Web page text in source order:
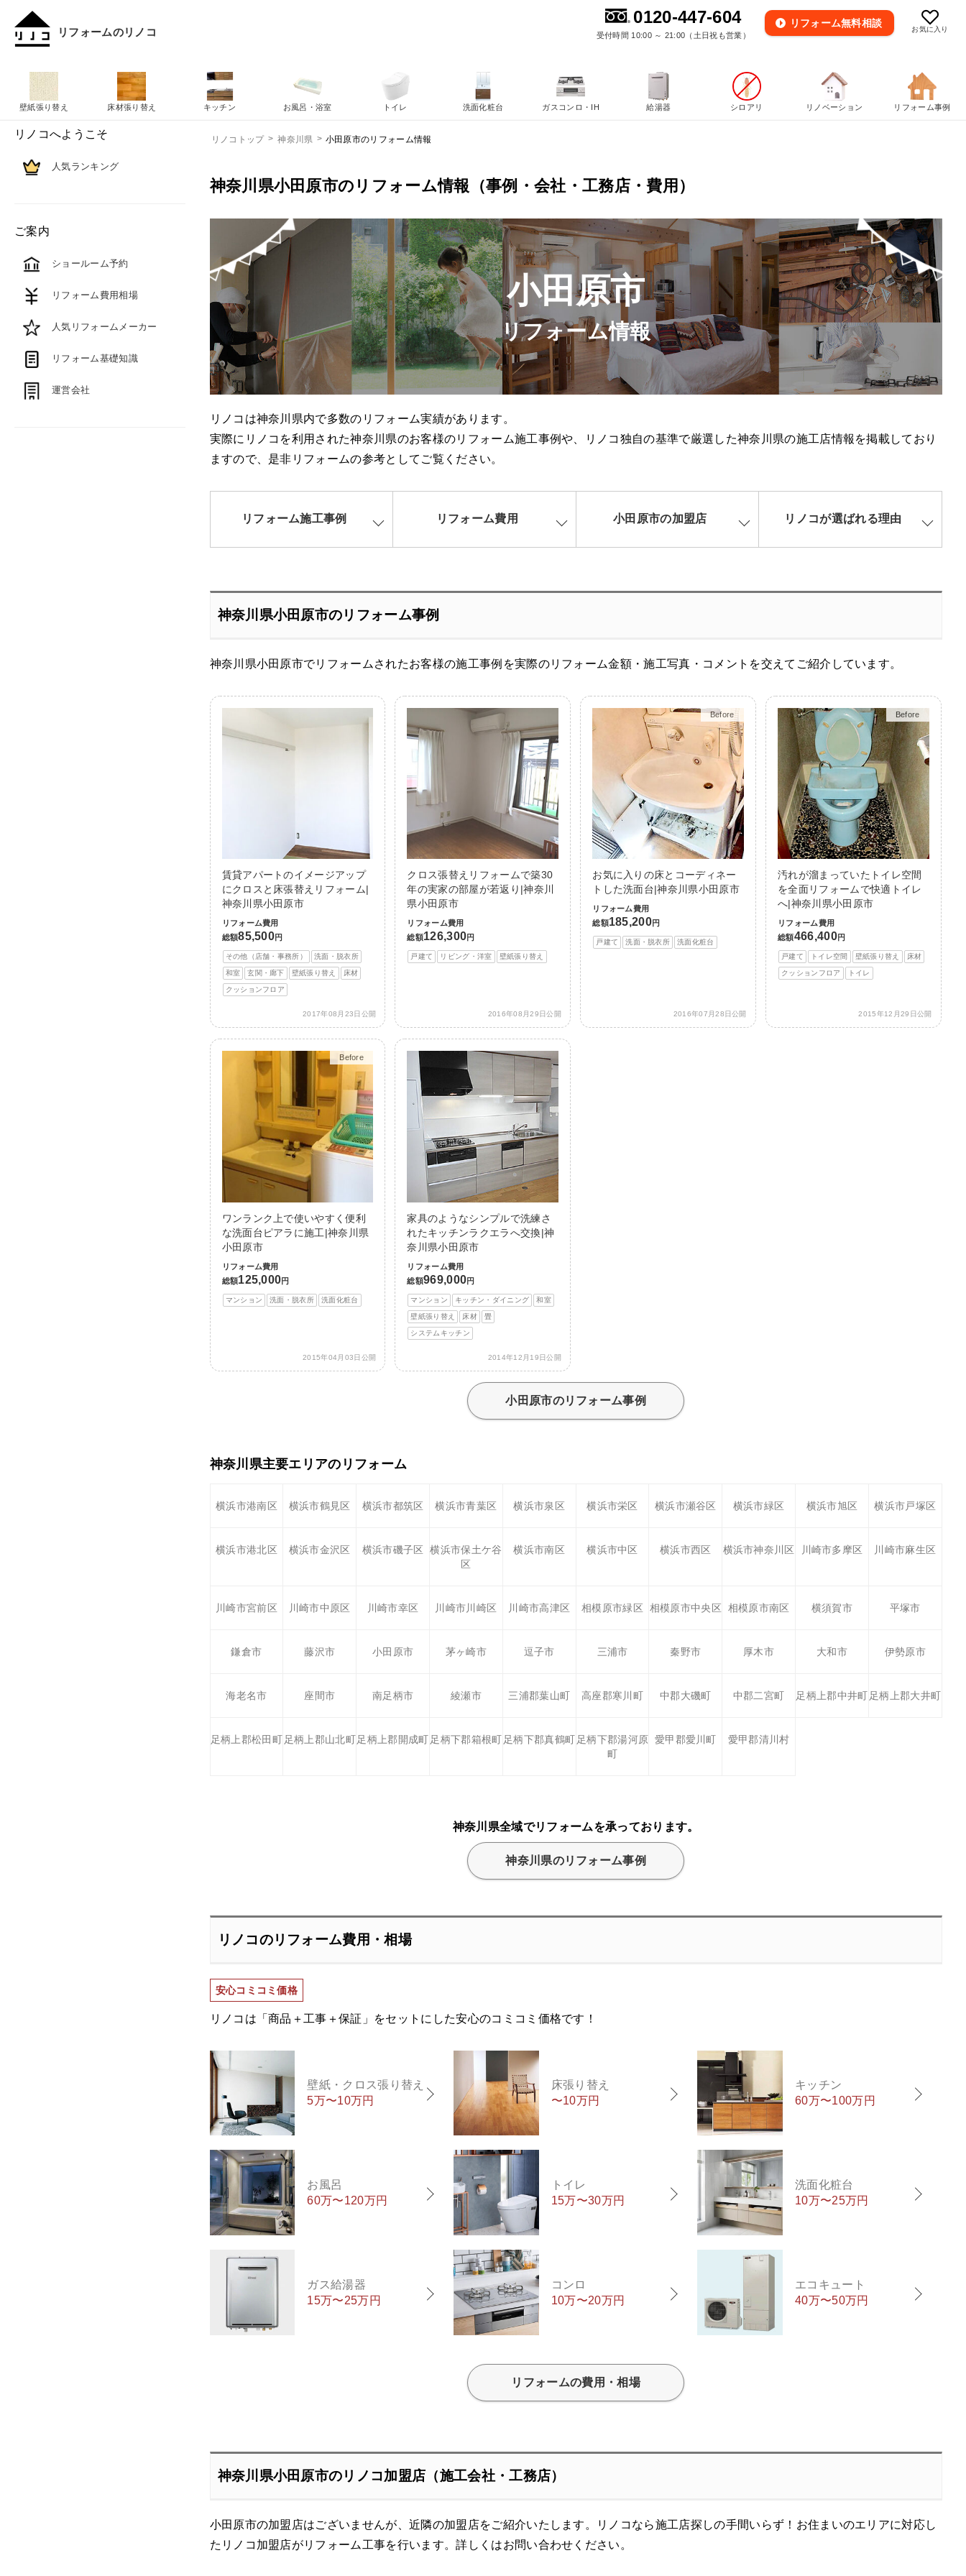
リフォームのリノコ お気に入り
0120-447-604
受付時間 10:00 ～ 21:00（土日祝も営業）
リフォーム無料相談
リノコトップ 神奈川県 小田原市のリフォーム情報
神奈川県小田原市のリフォーム情報（事例・会社・工務店・費用）
小田原市
リフォーム情報
リノコは神奈川県内で多数のリフォーム実績があります。
実際にリノコを利用された神奈川県のお客様のリフォーム施工事例や、リノコ独自の基準で厳選した神奈川県の施工店情報を掲載しており
ますので、是非リフォームの参考としてご覧ください。
リフォーム施工事例 リフォーム費用 小田原市の加盟店 リノコが選ばれる理由
神奈川県小田原市のリフォーム事例
神奈川県小田原市でリフォームされたお客様の施工事例を実際のリフォーム金額・施工写真・コメントを交えてご紹介しています。
賃貸アパートのイメージアップ
にクロスと床張替えリフォーム|
神奈川県小田原市
リフォーム費用
総額85,500円
その他（店舗・事務所） 洗面・脱衣所
和室 玄関・廊下 壁紙張り替え 床材
クッションフロア
2017年08月23日公開
クロス張替えリフォームで築30
年の実家の部屋が若返り|神奈川
県小田原市
リフォーム費用
総額126,300円
戸建て リビング・洋室 壁紙張り替え
2016年08月29日公開
Before
After
お気に入りの床とコーディネー
トした洗面台|神奈川県小田原市
リフォーム費用
総額185,200円
戸建て 洗面・脱衣所 洗面化粧台
2016年07月28日公開
Before
After
汚れが溜まっていたトイレ空間
を全面リフォームで快適トイレ
へ|神奈川県小田原市
リフォーム費用
総額466,400円
戸建て トイレ空間 壁紙張り替え 床材
クッションフロア トイレ
2015年12月29日公開
Before
After
ワンランク上で使いやすく便利
な洗面台ピアラに施工|神奈川県
小田原市
リフォーム費用
総額125,000円
マンション 洗面・脱衣所 洗面化粧台
2015年04月03日公開
家具のようなシンプルで洗練さ
れたキッチンラクエラへ交換|神
奈川県小田原市
リフォーム費用
総額969,000円
マンション キッチン・ダイニング 和室
壁紙張り替え 床材 畳
システムキッチン
2014年12月19日公開
小田原市のリフォーム事例
神奈川県主要エリアのリフォーム
横浜市港南区 横浜市鶴見区 横浜市都筑区 横浜市青葉区 横浜市泉区 横浜市栄区 横浜市瀬谷区 横浜市緑区 横浜市旭区 横浜市戸塚区
横浜市港北区 横浜市金沢区 横浜市磯子区
横浜市保土ケ谷
区
横浜市南区 横浜市中区 横浜市西区 横浜市神奈川区 川崎市多摩区 川崎市麻生区
川崎市宮前区 川崎市中原区 川崎市幸区 川崎市川崎区 川崎市高津区 相模原市緑区 相模原市中央区 相模原市南区 横須賀市 平塚市
鎌倉市 藤沢市 小田原市 茅ヶ崎市 逗子市 三浦市 秦野市 厚木市 大和市 伊勢原市
海老名市 座間市 南足柄市 綾瀬市 三浦郡葉山町 高座郡寒川町 中郡大磯町 中郡二宮町 足柄上郡中井町足柄上郡大井町
足柄上郡松田町足柄上郡山北町足柄上郡開成町足柄下郡箱根町足柄下郡真鶴町足柄下郡湯河原
町
愛甲郡愛川町 愛甲郡清川村
神奈川県全域でリフォームを承っております。
神奈川県のリフォーム事例
リノコのリフォーム費用・相場
安心コミコミ価格
リノコは「商品＋工事＋保証」をセットにした安心のコミコミ価格です！
壁紙・クロス張り替え
5万〜10万円
床張り替え
〜10万円
キッチン
60万〜100万円
お風呂
60万〜120万円
トイレ
15万〜30万円
洗面化粧台
10万〜25万円
ガス給湯器
15万〜25万円
コンロ
10万〜20万円
エコキュート
40万〜50万円
リフォームの費用・相場
神奈川県小田原市のリノコ加盟店（施工会社・工務店）
小田原市の加盟店はございませんが、近隣の加盟店をご紹介いたします。リノコなら施工店探しの手間いらず！お住まいのエリアに対応し
たリノコ加盟店がリフォーム工事を行います。詳しくはお問い合わせください。
壁紙張り替え 床材張り替え キッチン お風呂・浴室 トイレ 洗面化粧台 ガスコンロ・IH 給湯器 シロアリ リノベーション リフォーム事例
リノコへようこそ
人気ランキング
ご案内
ショールーム予約
リフォーム費用相場
人気リフォームメーカー
リフォーム基礎知識
運営会社